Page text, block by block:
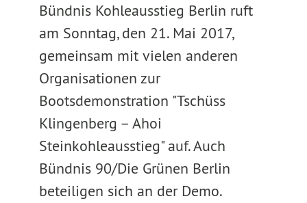
Bündnis Kohleausstieg Berlin ruft
am Sonntag, den 21. Mai 2017,
gemeinsam mit vielen anderen
Organisationen zur
Bootsdemonstration "Tschüss
Klingenberg – Ahoi
Steinkohleausstieg" auf. Auch
Bündnis 90/Die Grünen Berlin
beteiligen sich an der Demo.